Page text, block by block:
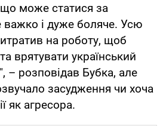
може статися за
і дуже боляче. Усю
на роботу, щоб
врятувати український
– розповідав Бубка, але
засудження чи хоча
як агресора.